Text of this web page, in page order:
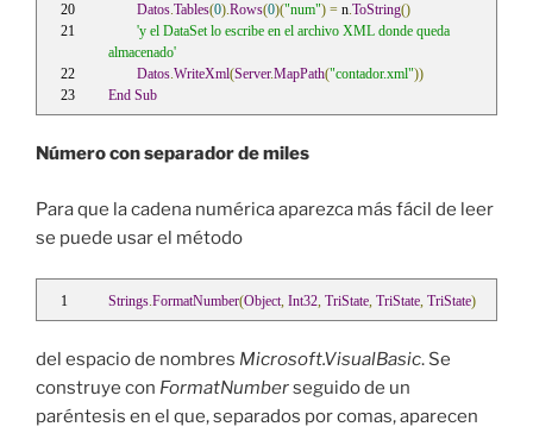
Datos.Tables(0).Rows(0)("num") = n.ToString()
'y el DataSet lo escribe en el archivo XML donde queda
almacenado'
Datos.WriteXml(Server.MapPath("contador.xml"))
End Sub
Número con separador de miles
Para que la cadena numérica aparezca más fácil de leer
se puede usar el método
Strings.FormatNumber(Object, Int32, TriState, TriState, TriState)
del espacio de nombres Microsoft.VisualBasic. Se
construye con FormatNumberseguido de un
paréntesis en el que, separados por comas, aparecen